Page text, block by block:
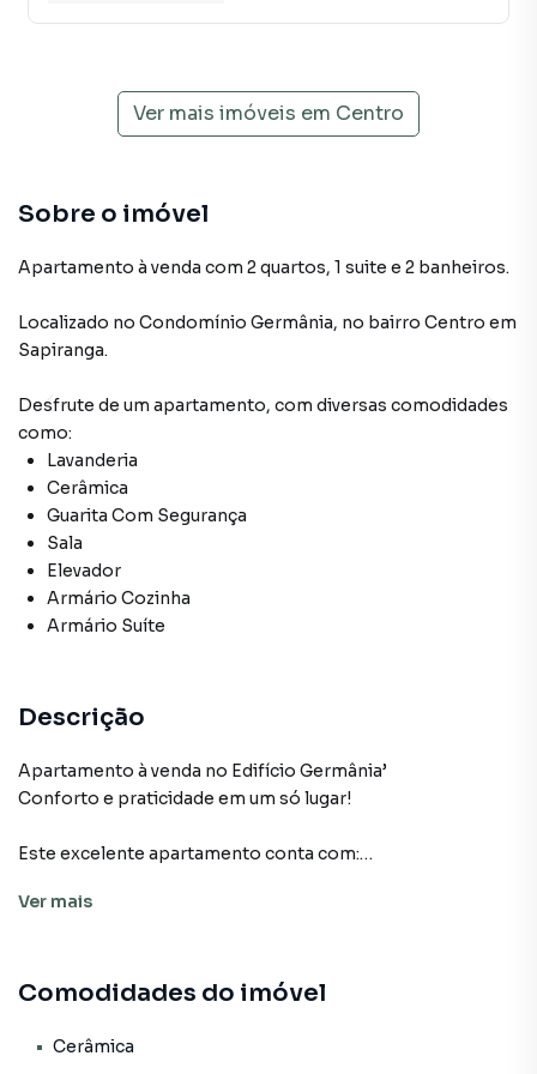
Ver mais imóveis em Centro
Sobre o imóvel
Apartamento à venda com 2 quartos, 1 suite e 2 banheiros.
Localizado no Condomínio Germânia, no bairro Centro em
Sapiranga.
Desfrute de um apartamento, com diversas comodidades
como:
Lavanderia
Cerâmica
Guarita Com Segurança
Sala
Elevador
Armário Cozinha
Armário Suíte
Descrição
Apartamento à venda no Edifício Germânia’
Conforto e praticidade em um só lugar!
Este excelente apartamento conta com:
2 dormitórios, sendo 1 suíte com closet, ideal para quem
amplo e aconchegante para receber amigos e familiares;
dia;
Ver mais
Comodidades do imóvel
Cerâmica